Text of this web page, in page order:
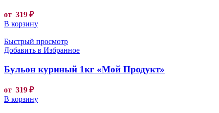
от 319 ₽
В корзину
Быстрый просмотр
Добавить в Избранное
Бульон куриный 1кг «Мой Продукт»
от 319 ₽
В корзину